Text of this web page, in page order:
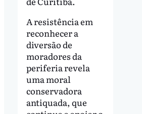
A resistência em
reconhecer a
diversão de
moradores da
periferia revela
uma moral
conservadora
antiquada, que